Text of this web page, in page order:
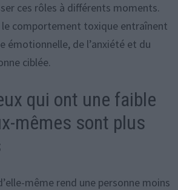
ces rôles à différents moments.
comportement toxique entraînent
émotionnelle, de l’anxiété et du
ciblée.
qui ont une faible
mêmes sont plus
même rend une personne moins